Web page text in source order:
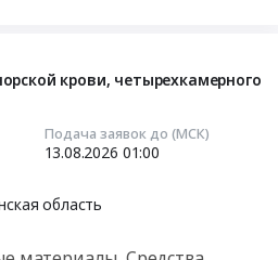
крови, четырехкамерного
Подача заявок до (МСК)
13.08.2026 01:00
область